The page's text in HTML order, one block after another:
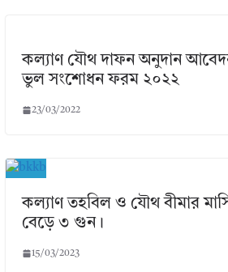
কল্যাণ যৌথ দাফন অনুদান আবেদন
ভুল সংশোধন ফরম ২০২২
23/03/2022
কল্যাণ তহবিল ও যৌথ বীমার
বেড়ে ৩ গুন।
15/03/2023